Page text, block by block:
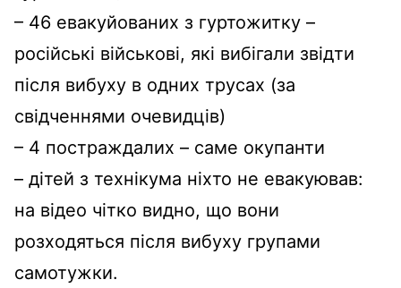
– 46 евакуйованих з гуртожитку –
російські військові, які вибігали звідти
після вибуху в одних трусах (за
свідченнями очевидців)
– 4 постраждалих – саме окупанти
– дітей з технікума ніхто не евакуював:
на відео чітко видно, що вони
розходяться після вибуху групами
самотужки.